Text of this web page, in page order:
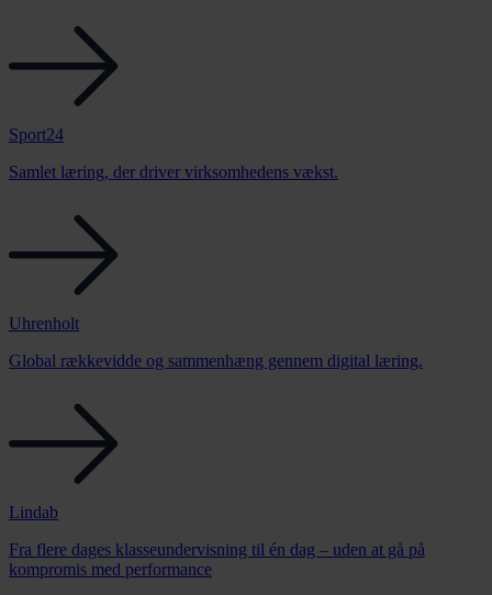
Sport24
Samlet læring, der driver virksomhedens vækst.
Uhrenholt
Global rækkevidde og sammenhæng gennem digital læring.
Lindab
Fra flere dages klasseundervisning til én dag – uden at gå på
kompromis med performance